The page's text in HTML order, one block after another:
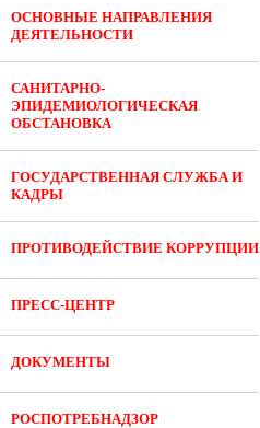
ОСНОВНЫЕ НАПРАВЛЕНИЯ
ДЕЯТЕЛЬНОСТИ
САНИТАРНО-
ЭПИДЕМИОЛОГИЧЕСКАЯ
ОБСТАНОВКА
ГОСУДАРСТВЕННАЯ СЛУЖБА И
КАДРЫ
ПРОТИВОДЕЙСТВИЕ КОРРУПЦИИ
ПРЕСС-ЦЕНТР
ДОКУМЕНТЫ
РОСПОТРЕБНАДЗОР